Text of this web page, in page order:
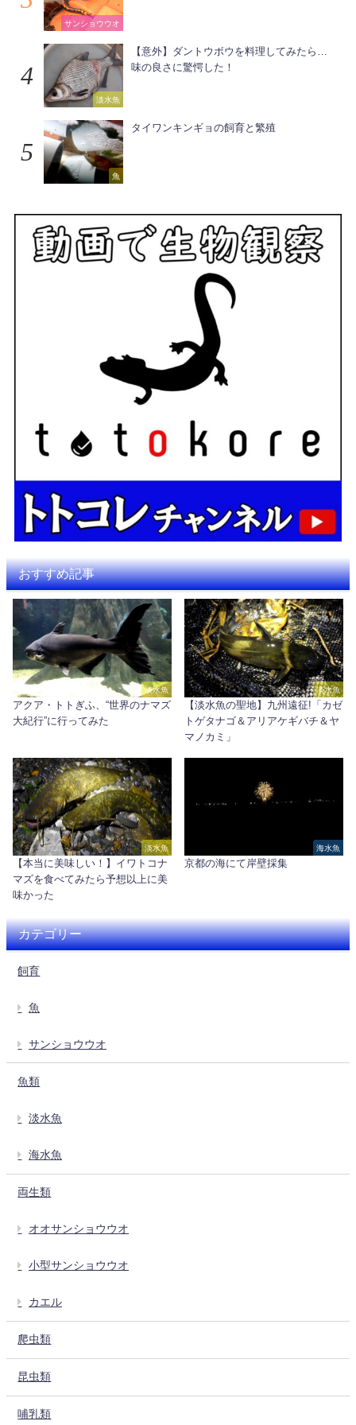
サンショウウオ
淡水魚
【意外】ダントウボウを料理してみたら…
味の良さに驚愕した！
魚
タイワンキンギョの飼育と繁殖
おすすめ記事
淡水魚
アクア・トトぎふ、“世界のナマズ
大紀行”に行ってみた
淡水魚
【淡水魚の聖地】九州遠征!「カゼ
トゲタナゴ＆アリアケギバチ＆ヤ
マノカミ」
淡水魚
【本当に美味しい！】イワトコナ
マズを食べてみたら予想以上に美
味かった
海水魚
京都の海にて岸壁採集
カテゴリー
飼育
魚
サンショウウオ
魚類
淡水魚
海水魚
両生類
オオサンショウウオ
小型サンショウウオ
カエル
爬虫類
昆虫類
哺乳類